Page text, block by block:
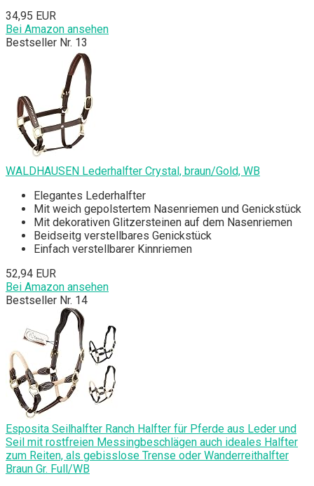
34,95 EUR
Bei Amazon ansehen
Bestseller Nr. 13
WALDHAUSEN Lederhalfter Crystal, braun/Gold, WB
Elegantes Lederhalfter
Mit weich gepolstertem Nasenriemen und Genickstück
Mit dekorativen Glitzersteinen auf dem Nasenriemen
Beidseitg verstellbares Genickstück
Einfach verstellbarer Kinnriemen
52,94 EUR
Bei Amazon ansehen
Bestseller Nr. 14
Esposita Seilhalfter Ranch Halfter für Pferde aus Leder und
Seil mit rostfreien Messingbeschlägen auch ideales Halfter
zum Reiten, als gebisslose Trense oder Wanderreithalfter
Braun Gr. Full/WB